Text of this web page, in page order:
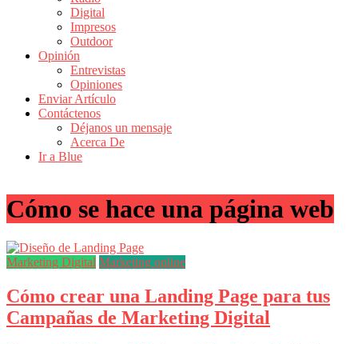
Mercadeo
Colombia
Revistas
Actualidad
Colombia
iBlue
Marketing
|
Magazine
de
Publicidad,
y
Medios
de
Digital
Impresos
Outdoor
Opinión
Entrevistas
Opiniones
Enviar Artículo
Contáctenos
Déjanos un mensaje
Acerca De
Ir a Blue
Cómo se hace una página web
Marketing Digital Marketing online
Cómo crear una Landing Page para tus
Campañas de Marketing Digital